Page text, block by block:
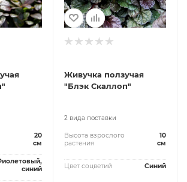
20
см
синий
Живучка ползучая
"Блэк Скаллоп"
2 вида поставки
Высота взрослого
растения
10
см
Цвет соцветий Синий